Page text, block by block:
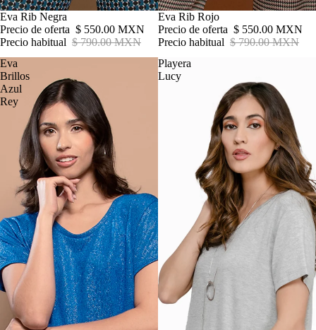
Oferta
Eva Rib Negra
Precio de oferta $ 550.00 MXN
Precio habitual $ 790.00 MXN
Agotado
Eva Rib Rojo
Precio de oferta $ 550.00 MXN
Precio habitual $ 790.00 MXN
Eva
Brillos
Azul
Rey
Playera
Lucy